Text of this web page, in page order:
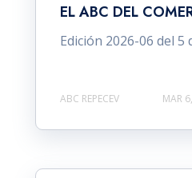
EL ABC DEL
Edición 2026-06 del 5
ABC REPECEV MAR